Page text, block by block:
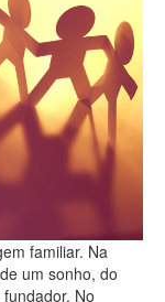
familiar. Na
um sonho, do
No